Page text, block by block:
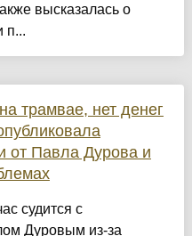
высказалась о
п...
трамвае, нет денег
от Павла Дурова и
судится с
Дуровым из-за